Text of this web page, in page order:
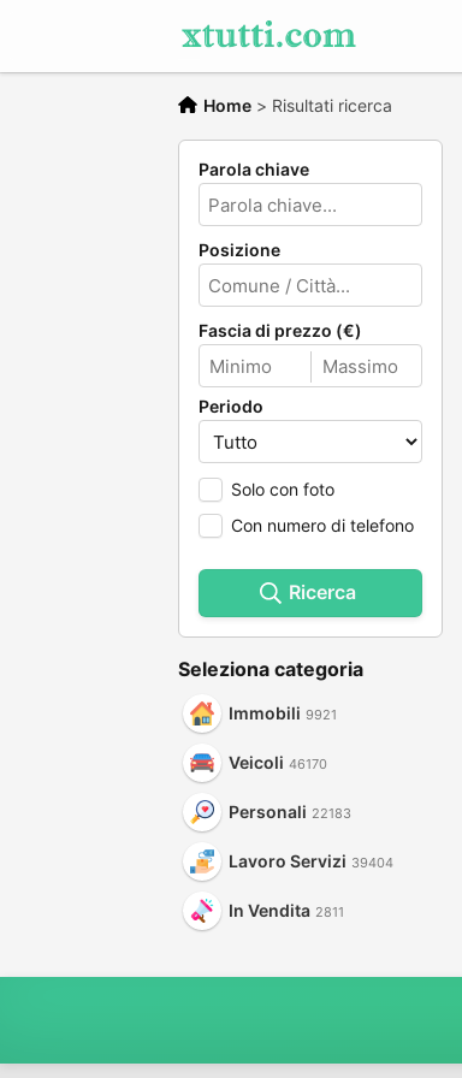
Home > Risultati ricerca
Parola chiave
Posizione
Fascia di prezzo (€)
Periodo
Solo con foto
Con numero di telefono
Ricerca
Seleziona categoria
Immobili 9921
Veicoli 46170
Personali 22183
Lavoro Servizi 39404
In Vendita 2811